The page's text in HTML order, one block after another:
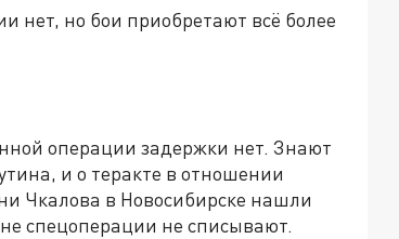
нет, но бои приобретают всё более
операции задержки нет. Знают
и о теракте в отношении
Чкалова в Новосибирске нашли
спецоперации не списывают.